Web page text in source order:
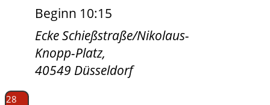
Beginn 10:15
Ecke Schießstraße/Nikolaus-
Knopp-Platz,
40549 Düsseldorf
28